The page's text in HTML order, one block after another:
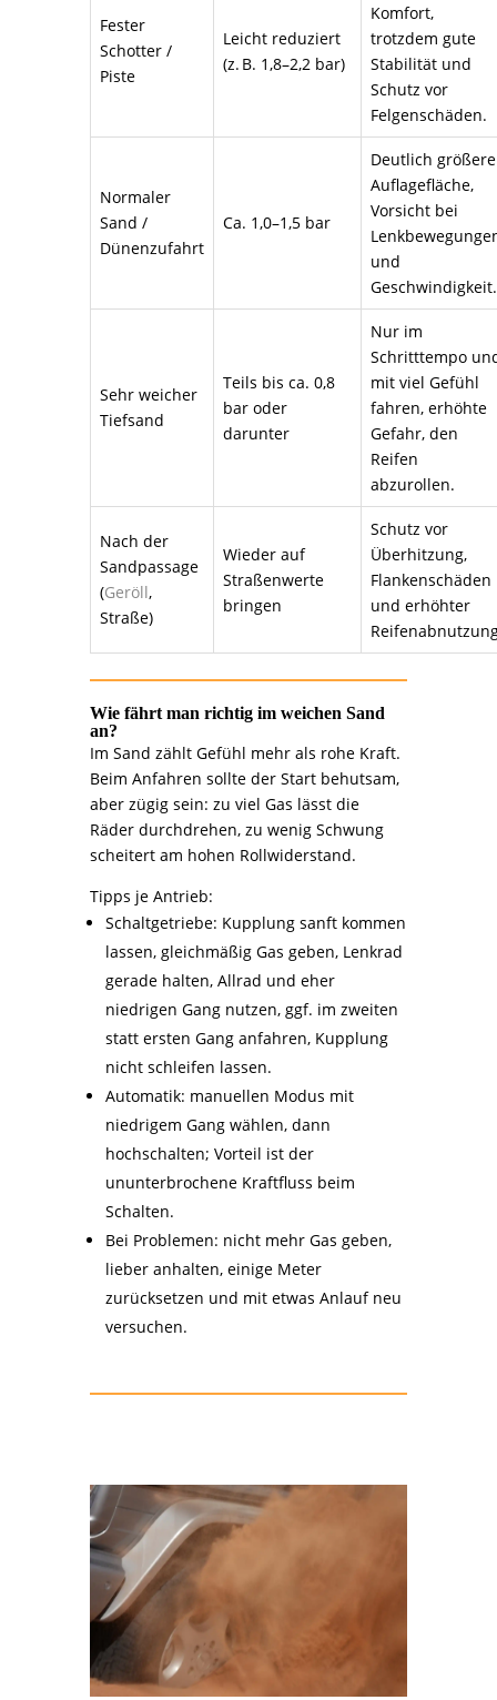
Fester
Schotter /
Piste
Leicht reduziert
(z. B. 1,8–2,2 bar)
Komfort,
trotzdem gute
Stabilität und
Schutz vor
Felgenschäden.
Normaler
Sand /
Dünenzufahrt
Ca. 1,0–1,5 bar
Deutlich größere
Auflagefläche,
Vorsicht bei
und
Geschwindigkeit.
Sehr weicher
Tiefsand
Teils bis ca. 0,8
bar oder
darunter
Nur im
Schritttempo
mit viel Gefühl
fahren, erhöhte
Gefahr, den
Reifen
abzurollen.
Nach der
Sandpassage
(Geröll,
Straße)
Wieder auf
Straßenwerte
bringen
Schutz vor
Überhitzung,
Flankenschäden
und erhöhter
Wie fährt man richtig im weichen Sand
an?
Im Sand zählt Gefühl mehr als rohe Kraft.
Beim Anfahren sollte der Start behutsam,
aber zügig sein: zu viel Gas lässt die
Räder durchdrehen, zu wenig Schwung
scheitert am hohen Rollwiderstand.
Tipps je Antrieb:
Schaltgetriebe: Kupplung sanft kommen
lassen, gleichmäßig Gas geben, Lenkrad
gerade halten, Allrad und eher
niedrigen Gang nutzen, ggf. im zweiten
statt ersten Gang anfahren, Kupplung
nicht schleifen lassen.
Automatik: manuellen Modus mit
niedrigem Gang wählen, dann
hochschalten; Vorteil ist der
ununterbrochene Kraftfluss beim
Schalten.
Bei Problemen: nicht mehr Gas geben,
lieber anhalten, einige Meter
zurücksetzen und mit etwas Anlauf neu
versuchen.